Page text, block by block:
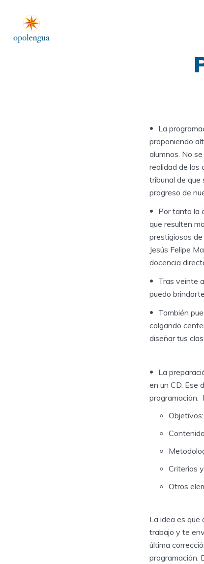
La
proponiendo
alumnos. No
realidad de los
tribunal de que
progreso de
Por tanto la
que resulten
prestigiosos
Jesús Felipe
docencia
Tras veinte
puedo
También
colgando
diseñar tus
La
en un CD. Ese
programación.
Objetivos:
Criterios
Otros
La idea es que
trabajo y te
última
programación.